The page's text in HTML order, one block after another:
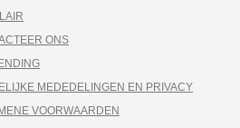
ONS
MEDEDELINGEN EN PRIVACY
VOORWAARDEN